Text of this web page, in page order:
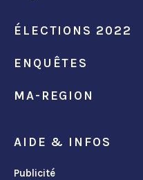
ÉLECTIONS 2022
ENQUÊTES
MA-REGION
AIDE & INFOS
Publicité